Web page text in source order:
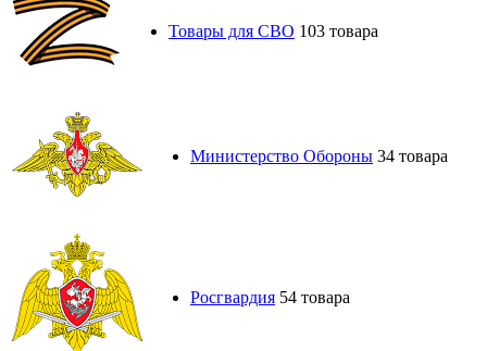
Товары для СВО 103 товара
Министерство Обороны 34 товара
Росгвардия 54 товара